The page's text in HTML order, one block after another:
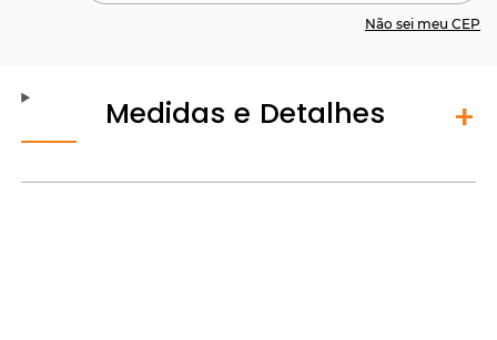
Não sei meu CEP
Medidas e Detalhes